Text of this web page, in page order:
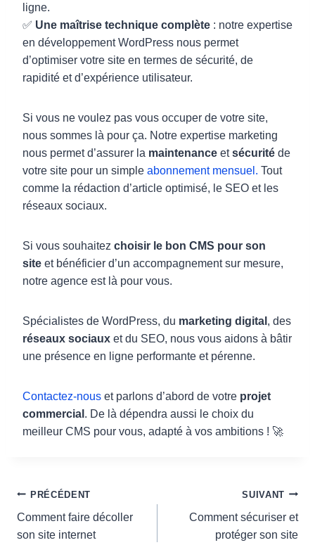
ligne.
✅ Une maîtrise technique complète : notre expertise
en développement WordPress nous permet
d’optimiser votre site en termes de sécurité, de
rapidité et d’expérience utilisateur.
Si vous ne voulez pas vous occuper de votre site,
nous sommes là pour ça. Notre expertise marketing
nous permet d’assurer la maintenance etsécurité de
votre site pour un simple abonnement mensuel. Tout
comme la rédaction d’article optimisé, le SEO et les
réseaux sociaux.
Si vous souhaitez choisir le bon CMS pour son
site et bénéficier d’un accompagnement sur mesure,
notre agence est là pour vous.
Spécialistes de WordPress, du marketing digital , des
réseaux sociaux et du SEO, nous vous aidons à bâtir
une présence en ligne performante et pérenne.
Contactez-nous et parlons d’abord de votre projet
commercial . De là dépendra aussi le choix du
meilleur CMS pour vous, adapté à vos ambitions ! 🚀
Navigation
de
l’article
PRÉCÉDENT
Comment faire décoller
son site internet
SUIVANT
Comment sécuriser et
protéger son site